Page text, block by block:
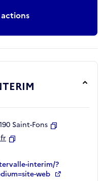
Saint-Fons
interim/?
web